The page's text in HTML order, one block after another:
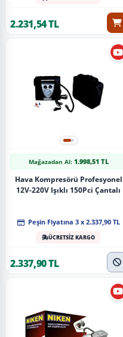
2.231,54 TL
Mağazadan Al: 1.998,51 TL
Hava Kompresörü Profesyonel
12V-220V Işıklı 150Pci Çantalı
Peşin Fiyatına 3 x 2.337,90 TL
ÜCRETSİZ KARGO
2.337,90 TL